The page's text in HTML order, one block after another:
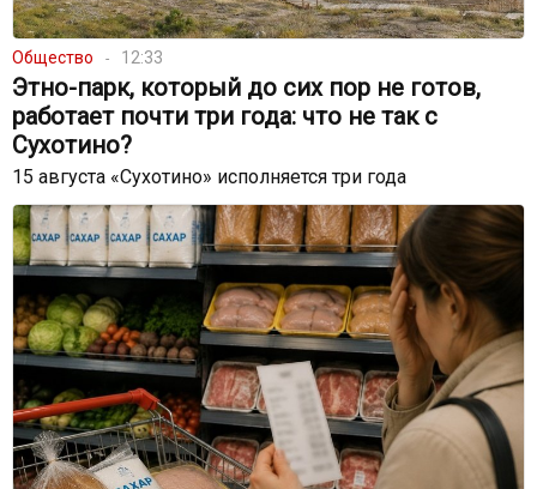
Общество 12:33
Этно-парк, который до сих пор не готов,
работает почти три года: что не так с
Сухотино?
15 августа «Сухотино» исполняется три года